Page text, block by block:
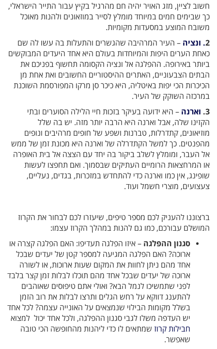
חשוב לציין, מזג האויר יהיה חם מהרגיל בקיץ עבור התייר הישראלי,
כך שבימים חמים במיוחד מומלץ לסייר במוזאונים ולהנות מאוכל
משובח המוצע במסעדות מקומיות.
2. ונציה – העיר המרהיבה שהגשרים והתעלות בה עשו לה שם
כאחת הערים היפות והמיוחדות בעולם היא אחד היעדים המבוקשים
ביותר באירופה. ההפלגה אל ונציה הקסומה תחשוף בפניכם את
הבתים הצבעוניים, האתרים ההיסטוריים החשובים ואת אחת מן
הכיכרות הכי יפות באיטליה, היא כיכר סן מרקו המפורסמת השוכנת
במרכזה השוקק של העיר.
3. וארנה – היא ידועה בעיקר בזכות חיי הלילה הסוערים ובתי
הקזינו שלה, אבל וארנה היא הרבה יותר מזה. יש בה שלל
מוזיאונים, קתדרלות, טברנות ושפע של חופים מרהיבים ונופים
מהפנטים. כך למשל הקתדרלה של וארנה היא מכונת זמן של ממש
אל העבר, ומומלץ לשלב ביקור בה יחד עם הצצה אל בית האופרה
או המרחצאות הרומיים העתיקים שבסמוך. ואם תחפצו לעשות
שופינג, אין כמו וארנה כדי להתחדש במזכרות, בגדים, נעליים,
צעצועים, מוצרי חשמל ועוד.
ברצוננו להעניק לכם מספר טיפים, שיעזרו לכם לבחור את הקרוז
המושלם עבורכם, כמו גם להנות במהלך הקרוז עצמו:
סגנון ההפלגה – איזו הפלגה תעדיפו: האם הפלגה קצרה או
ארוכה? האם הפלגה המגיעה למספר קטן של יעדים שבכל
אחד מהם ניתן לחוות את המקום שעות ארוכות, או לשורה
ארוכה של יעדים שבכל אחד מהם תוכלו לבלות זמן קצר בלבד
לפני שתמשיכו לנמל הבא? ואולי אתם טיפוסים שאוהבים
להתענג דווקא על רחש הגלים ותרצו לבלות את רוב הזמן
בשלל מקומות הבילוי שנמצאים על האונייה עצמה? לכל אחד
יש העדפה משלו לגבי סגנון ההפלגה, ולכל אחד יכול למצוא
חבילות קרוז שמתאים לו כדי ליהנות מהחופשה הכי טובה
שאפשר.